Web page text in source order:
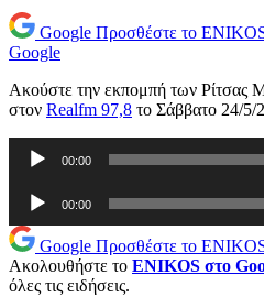
Google Προσθέστε το
Google
Ακούστε την εκπομπή των Ρίτσας
στον Realfm 97,8 τo Σάββατο 24/5/
Πρόγραμμα
Αναπαραγωγής
00:00
Πρόγραμμα
Αναπαραγωγής
Ήχου
00:00
Google Προσθέστε το
Ακολουθήστε το ENIKOS στο
όλες τις ειδήσεις.